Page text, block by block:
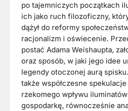
po tajemniczych początkach
ich jako ruch filozoficzny,
dążył do reformy
racjonalizm i oświecenie.
postać Adama Weishaupta,
oraz sposób, w jaki jego idee
legendy otoczonej aurą
także współczesne
rzekomego wpływu
gospodarkę, równocześnie